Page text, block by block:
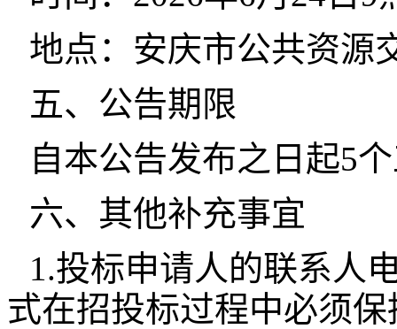
地点：安庆市公共资源
五、公告期限
自本公告发布之日起5
六、其他补充事宜
1.投标申请人的联系人
式在招投标过程中必须